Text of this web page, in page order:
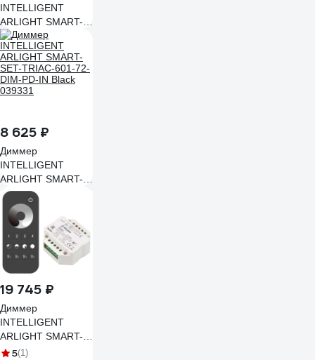
INTELLIGENT
ARLIGHT SMART-
0/1-10V-301-72-
DIM-PS-IN IARL,
IP20 пластик, 1шт
028434(1)
8 625 ₽
Диммер
INTELLIGENT
ARLIGHT SMART-
SET-TRIAC-601-72-
DIM-PD-IN Black
039331
19 745 ₽
Диммер
INTELLIGENT
ARLIGHT SMART-
SET-TRIAC-601-72-
5(1)